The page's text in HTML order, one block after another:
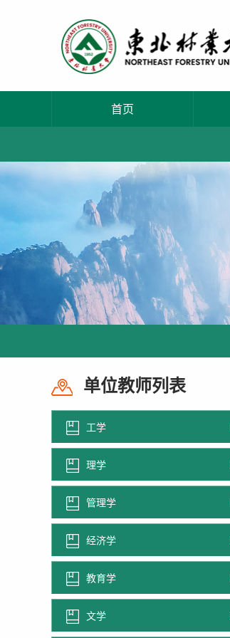
首页
单位教师列表
工学
理学
管理学
经济学
教育学
文学